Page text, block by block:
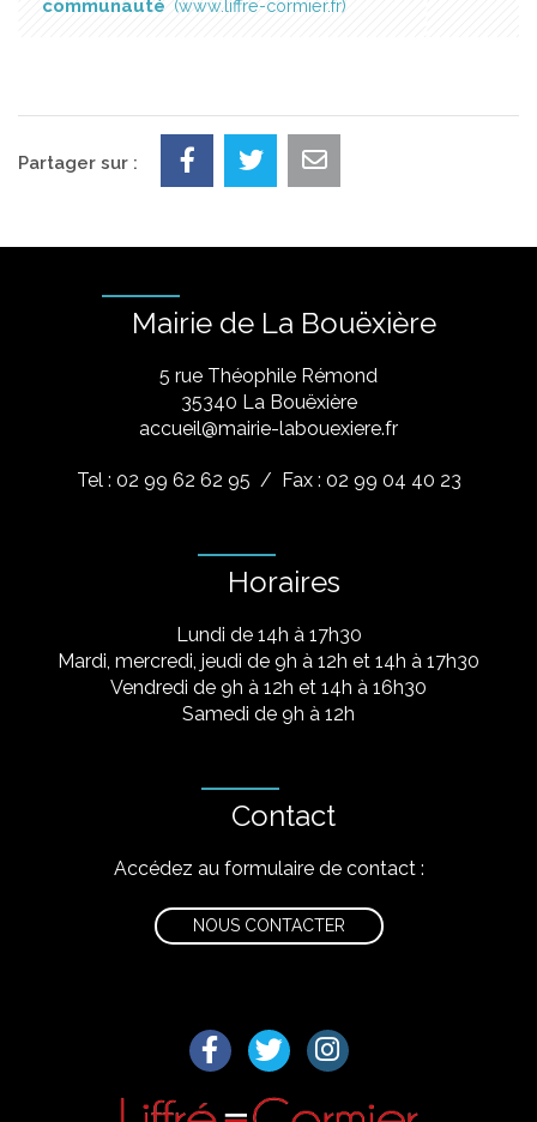
communauté
www.liffre-cormier.fr
Partager sur :
Mairie de La Bouëxière
5 rue Théophile Rémond
​35340 La Bouëxière
accueil@mairie-labouexiere.fr
Tel : 02 99 62 62 95 / Fax : 02 99 04 40 23
Horaires
Lundi de 14h à 17h30
Mardi, mercredi, jeudi de 9h à 12h et 14h à 17h30
Vendredi de 9h à 12h et 14h à 16h30
Samedi de 9h à 12h
Contact
Accédez au formulaire de contact :
NOUS CONTACTER
Lien vers le compte Facebook
Lien vers le compte Twitter
Lien vers le compte